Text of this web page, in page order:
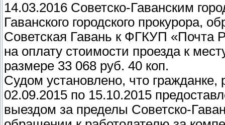
14.03.2016 Советско-Гаванским
Гаванского городского прокурора,
Советская Гавань к ФГКУП «Почта
на оплату стоимости проезда к
размере 33 068 руб. 40 коп.
Судом установлено, что
02.09.2015 по 15.10.2015
выездом за пределы Советско-